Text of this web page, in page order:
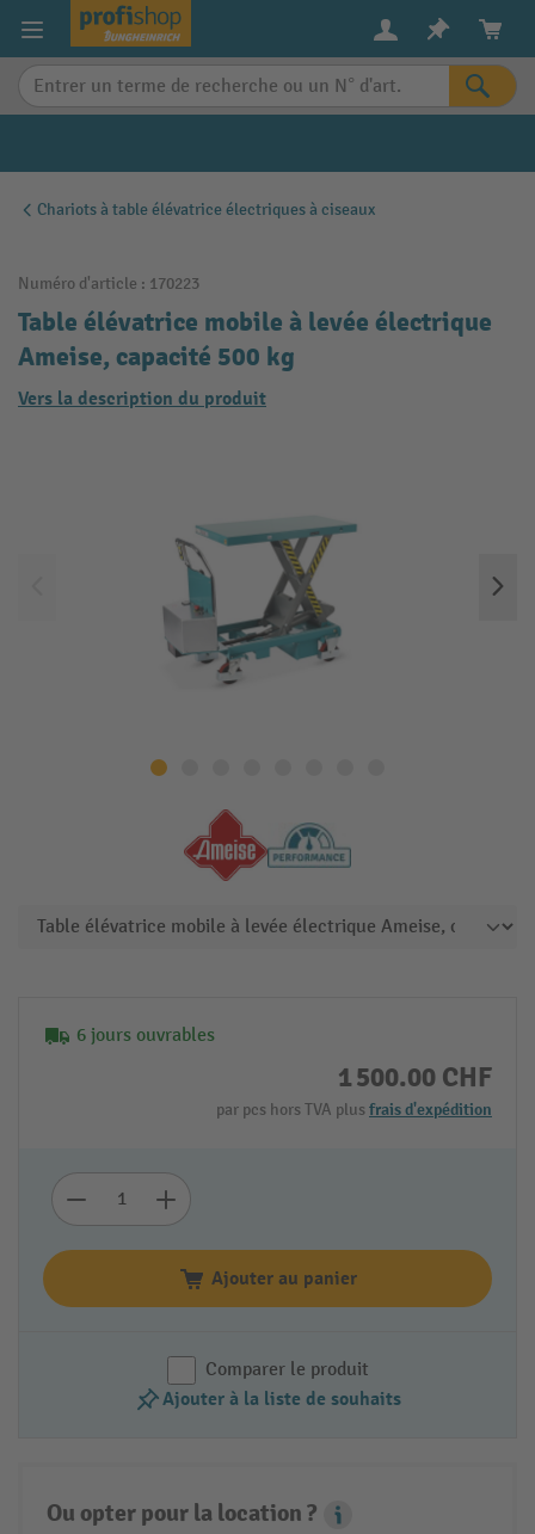
content
Chariots à table élévatrice électriques à ciseaux
Numéro d'article : 170223
Table élévatrice mobile à levée électrique
Ameise, capacité 500 kg
Vers la description du produit
6 jours ouvrables
1 500.00 CHF
par pcs hors TVA plus frais d'expédition
Ajouter au panier
Comparer le produit
Ajouter à la liste de souhaits
Ou opter pour la location ?
Leasing Popover